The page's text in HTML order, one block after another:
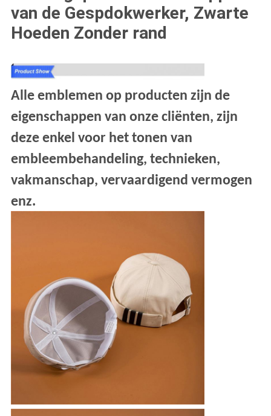
van de Gespdokwerker, Zwarte
Hoeden Zonder rand
Alle emblemen op producten zijn de
eigenschappen van onze cliënten, zijn
deze enkel voor het tonen van
embleembehandeling, technieken,
vakmanschap, vervaardigend vermogen
enz.